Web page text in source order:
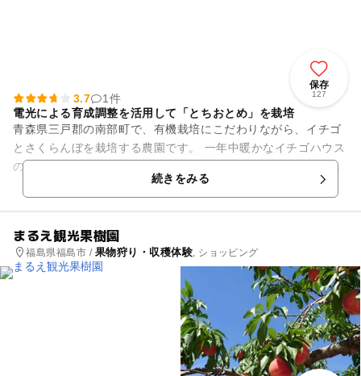
保存
127
3.7
1件
電光による育成調整を活用して「とちおとめ」を栽培
青森県三戸郡の南部町で、有機栽培にこだわりながら、イチゴ
とさくらんぼを栽培する農園です。 一年中暖かなイチゴハウス
の中で、電光による育成調整を活用して、「とちおとめ」を育
続きをみる
まるえ観光果樹園
福島県福島市 / 果物狩り・収穫体験, ショッピング